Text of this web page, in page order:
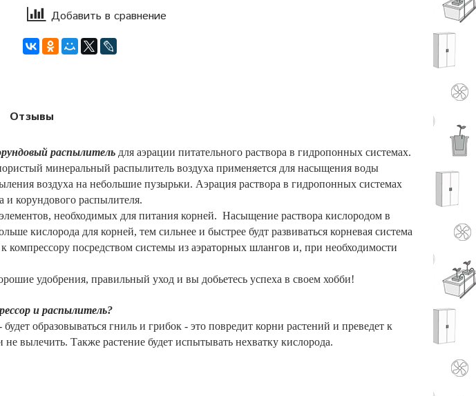
Добавить в сравнение
распылитель для аэрации питательного раствора в гидропонных системах.
минеральный распылитель воздуха применяется для насыщения воды
воздуха на небольшие пузырьки. Аэрация раствора в гидропонных системах
и корундового распылителя.
необходимых для питания корней. Насыщение раствора кислородом в
кислорода для корней, тем сильнее и быстрее будт развиваться корневая система
компрессору посредством системы из аэраторных шлангов и, при необходимости
удобрения, правильный уход и вы добьетесь успеха в своем хобби!
и распылитель?
образовываться гниль и грибок - это повредит корни растений и преведет к
вылечить. Также растение будет испытывать нехватку кислорода.
Отзывы